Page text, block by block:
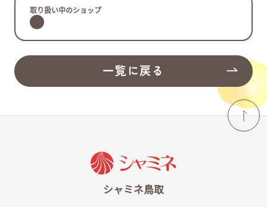
ショップ求人情報
取り扱い中のショップ
一覧に戻る
シャミネ鳥取